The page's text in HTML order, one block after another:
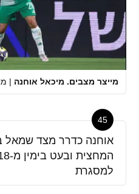
מייצר מצבים. מיכאל אוחנה |
45
אוחנה כדרר מצד שמאל
למסגרת